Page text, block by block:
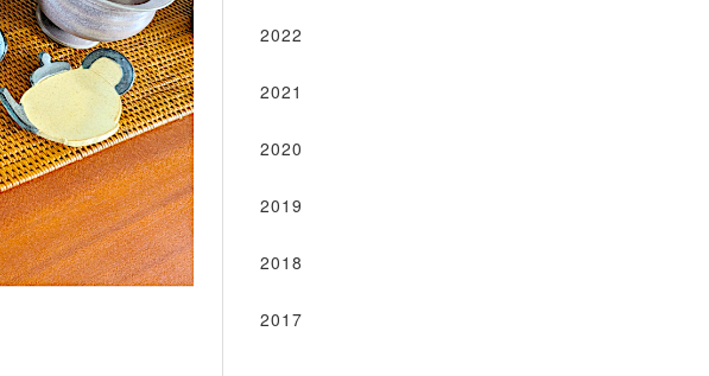
2022
2021
2020
2019
2018
2017